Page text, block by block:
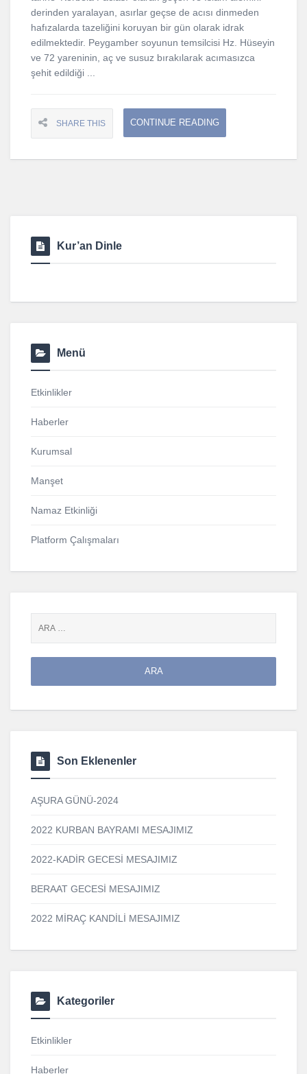
derinden yaralayan, asırlar geçse de acısı dinmeden
hafızalarda tazeliğini koruyan bir gün olarak idrak
edilmektedir. Peygamber soyunun temsilcisi Hz. Hüseyin
ve 72 yareninin, aç ve susuz bırakılarak acımasızca
şehit edildiği ...
SHARE THIS CONTINUE READING
Kur’an Dinle
Menü
Etkinlikler
Haberler
Kurumsal
Manşet
Namaz Etkinliği
Platform Çalışmaları
Son Eklenenler
AŞURA GÜNÜ-2024
2022 KURBAN BAYRAMI MESAJIMIZ
2022-KADİR GECESİ MESAJIMIZ
BERAAT GECESİ MESAJIMIZ
2022 MİRAÇ KANDİLİ MESAJIMIZ
Kategoriler
Etkinlikler
Haberler